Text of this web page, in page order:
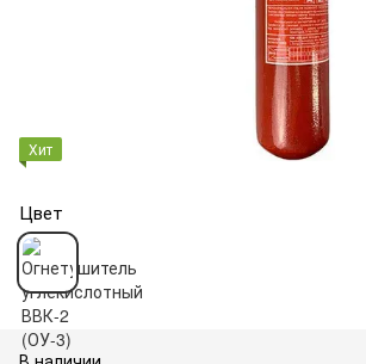
Хит
Цвет